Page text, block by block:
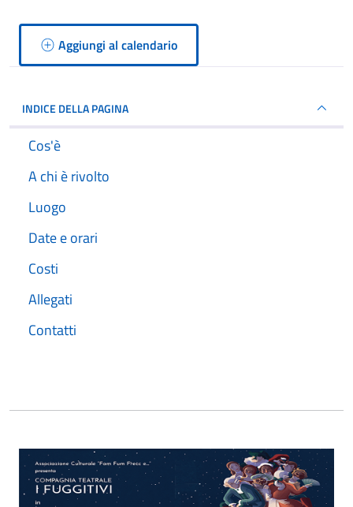
Aggiungi al calendario
INDICE DELLA PAGINA
Cos'è
A chi è rivolto
Luogo
Date e orari
Costi
Allegati
Contatti